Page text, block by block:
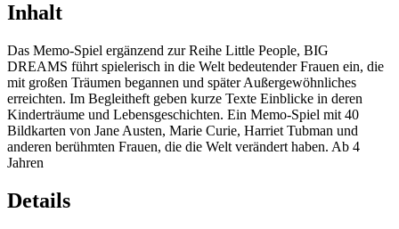
Inhalt
Das Memo-Spiel ergänzend zur Reihe Little People, BIG
DREAMS führt spielerisch in die Welt bedeutender Frauen ein, die
mit großen Träumen begannen und später Außergewöhnliches
erreichten. Im Begleitheft geben kurze Texte Einblicke in deren
Kinderträume und Lebensgeschichten. Ein Memo-Spiel mit 40
Bildkarten von Jane Austen, Marie Curie, Harriet Tubman und
anderen berühmten Frauen, die die Welt verändert haben. Ab 4
Jahren
Details